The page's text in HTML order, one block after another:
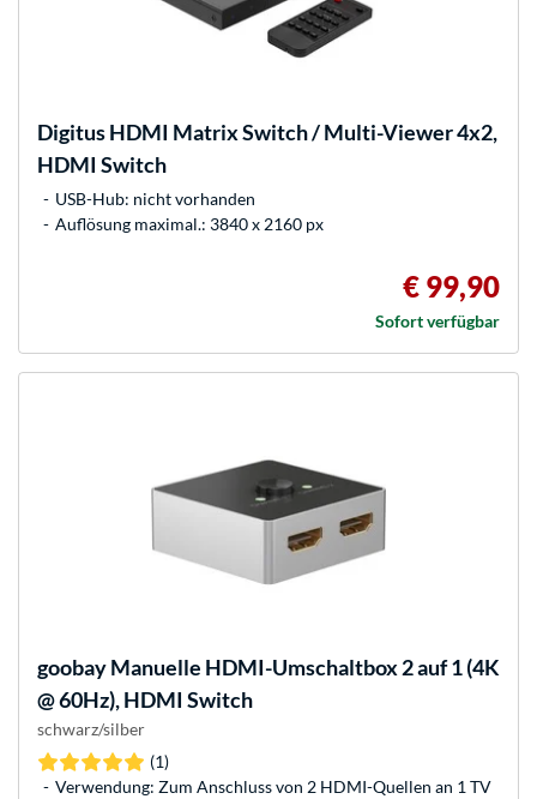
DigitusHDMI Matrix Switch / Multi-Viewer 4x2,
HDMI Switch
USB-Hub: nicht vorhanden
Auflösung maximal.: 3840 x 2160 px
€ 99,90
Sofort verfügbar
goobayManuelle HDMI-Umschaltbox 2 auf 1 (4K
@ 60Hz), HDMI Switch
schwarz/silber
(1)
Verwendung: Zum Anschluss von 2 HDMI-Quellen an 1 TV